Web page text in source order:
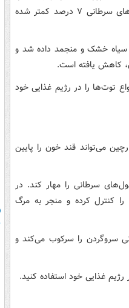
بلوبری (زغال‌اخته) قرار گرفتند و نتیجه این بود که رشد سلول‌های سرطانی ۷ درصد کمتر شده
سیاه خشک و منجمد داده شد و
کاهش یافته است.
توت‌ها را در رژیم غذایی خود
می‌تواند قند خون را پایین
سرطانی را مهار کند. در
کنترل کرده و منجر به مرگ
سروگردن را سرکوب می‌کند و